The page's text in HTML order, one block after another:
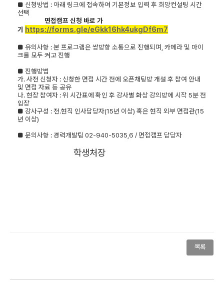
■ 신청방법 : 아래 링크에 접속하여 기본정보 입력 후 희망컨설팅 시간
선택
면접캠프 신청 바로 가
기 https://forms.gle/eGkk16hk4ukgDf6m7
■ 유의사항 :본 프로그램은 쌍방향 소통으로 진행되며 카메라 및 마이
크를 모두 켜고 진행
■ 진행방법
가.사전 신청자 : 신청한 면접 시간 전에 오픈채팅방 개설 후 참여 안내
및 면접 자료 등 공유
나.현장 참여자 :위 시간표에 확인 후 강사별 화상 강의방에 시작 5분 전
입장
■ 강사구성 :전.현직 인사담당자(15년 이상) 혹은 현직 외부 면접관(15
년 이상)
■ 문의사항 :경력개발팀 02-940-5035,6 / 면접캠프 담당자
학생처장
목록